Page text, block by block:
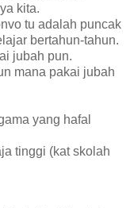
kita.
tu adalah puncak
bertahun-tahun.
jubah pun.
mana pakai jubah
yang hafal
tinggi (kat skolah